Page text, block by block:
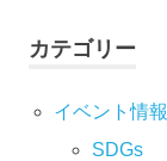
カテゴリー
イベント情報
SDGs